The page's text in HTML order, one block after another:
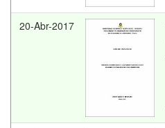
20-Abr-2017